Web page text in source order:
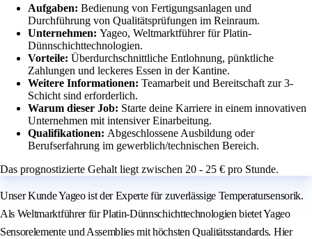
Aufgaben: Bedienung von Fertigungsanlagen und
Durchführung von Qualitätsprüfungen im Reinraum.
Unternehmen: Yageo, Weltmarktführer für Platin-
Dünnschichttechnologien.
Vorteile: Überdurchschnittliche Entlohnung, pünktliche
Zahlungen und leckeres Essen in der Kantine.
Weitere Informationen: Teamarbeit und Bereitschaft zur 3-
Schicht sind erforderlich.
Warum dieser Job: Starte deine Karriere in einem innovativen
Unternehmen mit intensiver Einarbeitung.
Qualifikationen: Abgeschlossene Ausbildung oder
Berufserfahrung im gewerblich/technischen Bereich.
Das prognostizierte Gehalt liegt zwischen 20 - 25 € pro Stunde.
Unser Kunde Yageo ist der Experte für zuverlässige Temperatursensorik.
Als Weltmarktführer für Platin-Dünnschichttechnologien bietet Yageo
Sensorelemente und Assemblies mit höchsten Qualitätsstandards. Hier